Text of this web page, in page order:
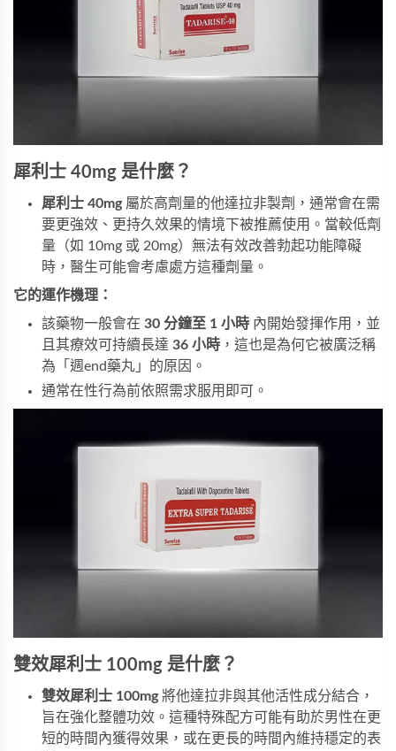
犀利士 40mg 是什麼？
犀利士 40mg屬於高劑量的他達拉非製劑，通常會在需
要更強效、更持久效果的情境下被推薦使用。當較低劑
量（如 10mg 或 20mg）無法有效改善勃起功能障礙
時，醫生可能會考慮處方這種劑量。
它的運作機理：
該藥物一般會在 30 分鐘至 1 小時 內開始發揮作用，並
且其療效可持續長達 36 小時 ，這也是為何它被廣泛稱
為「週end藥丸」的原因。
通常在性行為前依照需求服用即可。
雙效犀利士 100mg 是什麼？
雙效犀利士 100mg將他達拉非與其他活性成分結合，
旨在強化整體功效。這種特殊配方可能有助於男性在更
短的時間內獲得效果，或在更長的時間內維持穩定的表